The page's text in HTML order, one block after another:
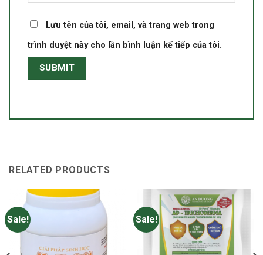
Lưu tên của tôi, email, và trang web trong
trình duyệt này cho lần bình luận kế tiếp của tôi.
RELATED PRODUCTS
Sale! Sale!